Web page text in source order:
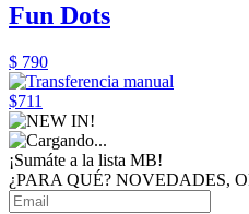
Fun Dots
$ 790
$711
¡Sumáte a la lista MB!
¿PARA QUÉ? NOVEDADES,